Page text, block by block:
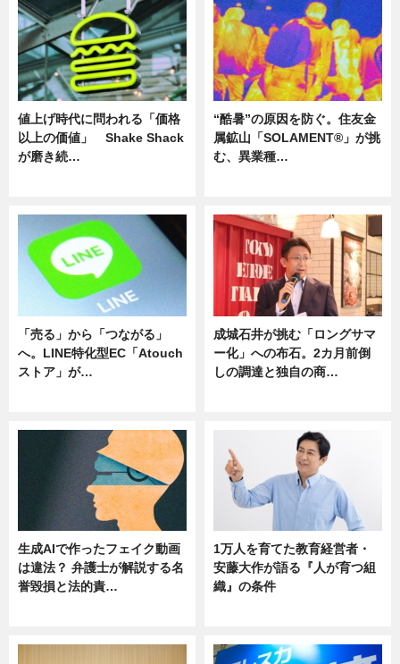
値上げ時代に問われる「価格
以上の価値」 Shake Shack
が磨き続…
“酷暑”の原因を防ぐ。住友金
属鉱山「SOLAMENT®」が挑
む、異業種…
「売る」から「つながる」
へ。LINE特化型EC「Atouch
ストア」が…
成城石井が挑む「ロングサマ
ー化」への布石。2カ月前倒
しの調達と独自の商…
生成AIで作ったフェイク動画
は違法？ 弁護士が解説する名
誉毀損と法的責…
1万人を育てた教育経営者・
安藤大作が語る『人が育つ組
織』の条件